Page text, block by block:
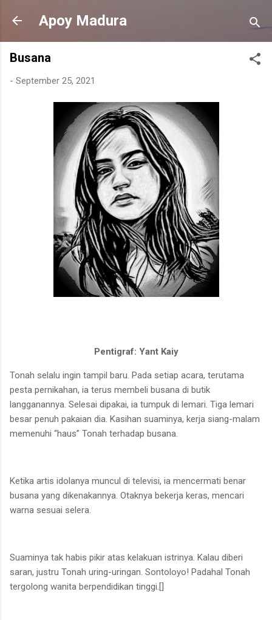
Langsung ke konten utama
Apoy Madura
Busana
- September 25, 2021
Pentigraf: Yant Kaiy
Tonah selalu ingin tampil baru. Pada setiap acara, terutama
pesta pernikahan, ia terus membeli busana di butik
langganannya. Selesai dipakai, ia tumpuk di lemari. Tiga lemari
besar penuh pakaian dia. Kasihan suaminya, kerja siang-malam
memenuhi “haus” Tonah terhadap busana.
Ketika artis idolanya muncul di televisi, ia mencermati benar
busana yang dikenakannya. Otaknya bekerja keras, mencari
warna sesuai selera.
Suaminya tak habis pikir atas kelakuan istrinya. Kalau diberi
saran, justru Tonah uring-uringan. Sontoloyo! Padahal Tonah
tergolong wanita berpendidikan tinggi.[]